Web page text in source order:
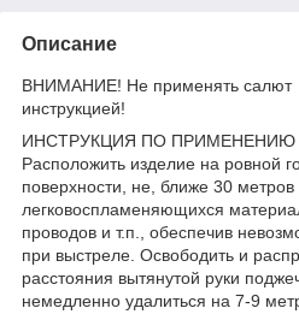
Описание
ВНИМАНИЕ! Не применять салют
инструкцией!
ИНСТРУКЦИЯ ПО ПРИМЕНЕНИЮ
Расположить изделие на ровной
поверхности, не, ближе 30
легковоспламеняющихся
проводов и т.п., обеспечив
при выстреле. Освободить и
расстояния вытянутой руки
немедленно удалиться на 7-9